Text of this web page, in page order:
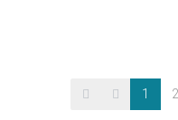
1 2